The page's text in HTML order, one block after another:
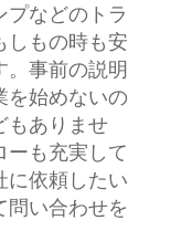
などのトラ
しもの時も安
。事前の説明
を始めないの
もありませ
ーも充実して
に依頼したい
い合わせを